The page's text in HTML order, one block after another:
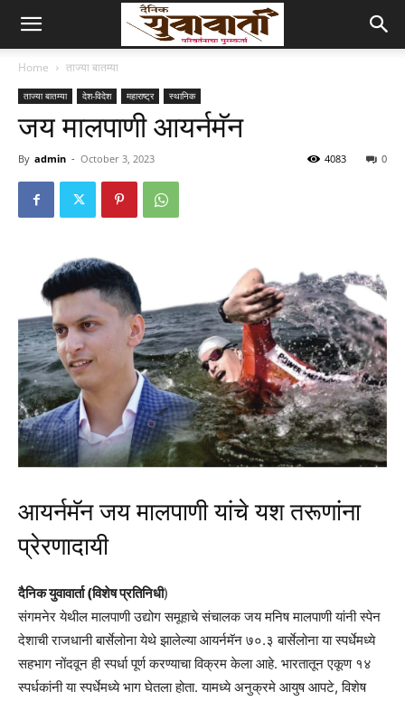
Home ताज्या बातम्या
ताज्या बातम्या देश-विदेश महाराष्ट्र स्थानिक
जय मालपाणी आयर्नमॅन
By admin - October 3, 2023 0
4083
आयर्नमॅन जय मालपाणी यांचे यश तरूणांना
प्रेरणादायी
दैनिक युवावार्ता (विशेष प्रतिनिधी)
संगमनेर येथील मालपाणी उद्योग समूहाचे संचालक जय मनिष मालपाणी यांनी स्पेन
देशाची राजधानी बार्सेलोना येथे झालेल्या आयर्नमॅन ७०.३ बार्सेलोना या स्पर्धेमध्ये
सहभाग नोंदवून ही स्पर्धा पूर्ण करण्याचा विक्रम केला आहे. भारतातून एकूण १४
स्पर्धकांनी या स्पर्धेमध्ये भाग घेतला होता. यामध्ये अनुक्रमे आयुष आपटे, विशेष